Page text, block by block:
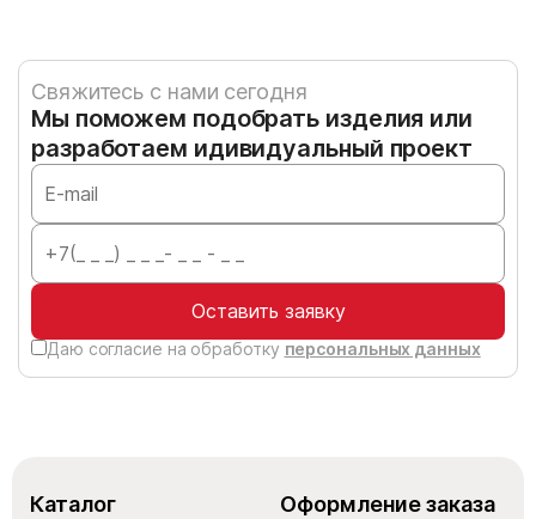
Свяжитесь с нами сегодня
Мы поможем подобрать изделия или
разработаем идивидуальный проект
Оставить заявку
Даю согласие на обработку персональных данных
Каталог Оформление заказа